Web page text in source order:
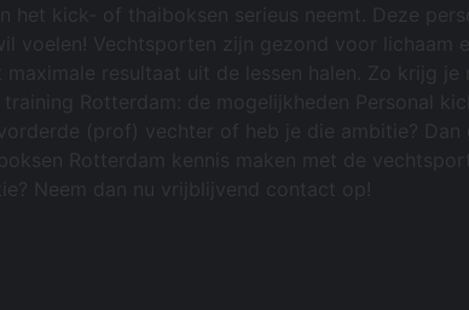
het kick- of thaiboksen serieus neemt. Deze
voelen! Vechtsporten zijn gezond voor
resultaat uit de lessen halen. Zo krijg
Rotterdam: de mogelijkheden Personal
(prof) vechter of heb je die ambitie?
Rotterdam kennis maken met de
Neem dan nu vrijblijvend contact op!